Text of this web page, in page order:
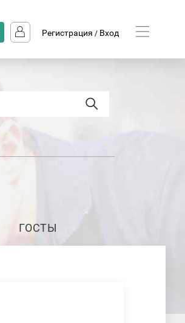
Регистрация / Вход
ГОСТЫ